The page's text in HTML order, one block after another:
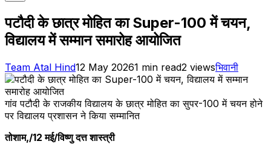
पटौदी के छात्र मोहित का Super-100 में चयन,
विद्यालय में सम्मान समारोह आयोजित
Team Atal Hind12 May 20261 min read2 viewsभिवानी
गांव पटौदी के राजकीय विद्यालय के छात्र मोहित का सुपर-100 में चयन होने
पर विद्यालय प्रशासन ने किया सम्मानित
तोशाम,/12 मई/विष्णु दत्त शास्त्री